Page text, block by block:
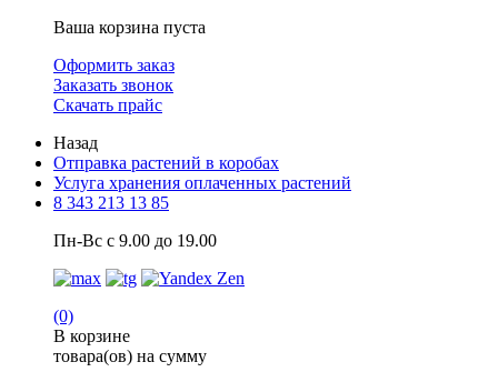
Ваша корзина пуста
Оформить заказ
Заказать звонок
Скачать прайс
Назад
Отправка растений в коробах
Услуга хранения оплаченных растений
8 343 213 13 85
Пн-Вс с 9.00 до 19.00
(0)
В корзине
товара(ов) на сумму